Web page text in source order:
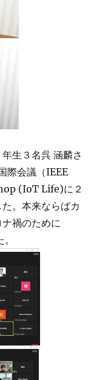
生３名呉 涵麟さ
際会議（IEEE
(IoT Life)に２
。本来ならばカ
禍のために